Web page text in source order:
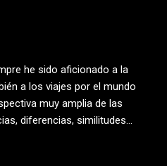
he sido aficionado a la
a los viajes por el mundo
muy amplia de las
diferencias, similitudes…